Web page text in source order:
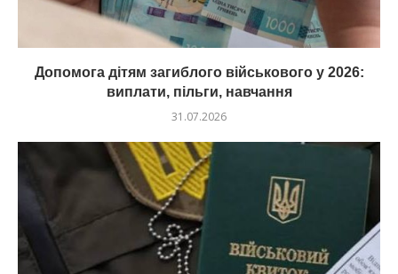
Допомога дітям загиблого військового у 2026:
виплати, пільги, навчання
31.07.2026